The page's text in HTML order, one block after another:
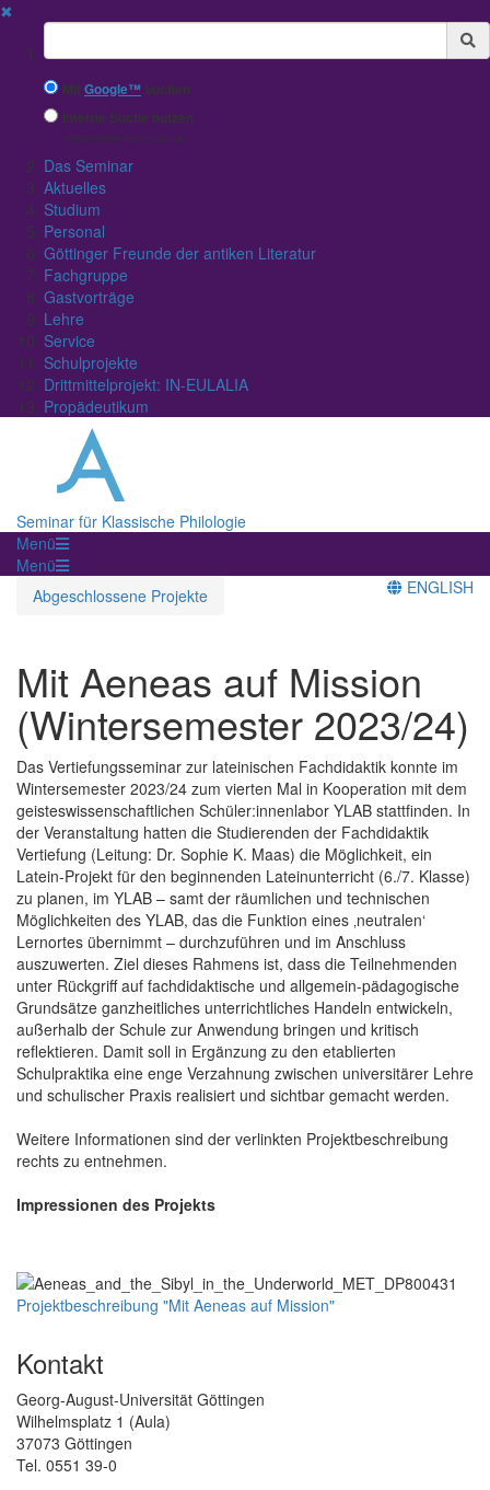
✖
Suchbegriff
MitGoogle™ suchen
Interne Suche nutzen
(eingeschränkte Ergebnisqualität)
Das Seminar
Aktuelles
Studium
Personal
Göttinger Freunde der antiken Literatur
Fachgruppe
Gastvorträge
Lehre
Service
Schulprojekte
Drittmittelprojekt: IN-EULALIA
Propädeutikum
Seminar für Klassische Philologie
Menü
Menü
Abgeschlossene Projekte
ENGLISH
Mit Aeneas auf Mission
(Wintersemester 2023/24)
Das Vertiefungsseminar zur lateinischen Fachdidaktik konnte im
Wintersemester 2023/24 zum vierten Mal in Kooperation mit dem
geisteswissenschaftlichen Schüler:innenlabor YLAB stattfinden. In
der Veranstaltung hatten die Studierenden der Fachdidaktik
Vertiefung (Leitung: Dr. Sophie K. Maas) die Möglichkeit, ein
Latein-Projekt für den beginnenden Lateinunterricht (6./7. Klasse)
zu planen, im YLAB – samt der räumlichen und technischen
Möglichkeiten des YLAB, das die Funktion eines ‚neutralen‘
Lernortes übernimmt – durchzuführen und im Anschluss
auszuwerten. Ziel dieses Rahmens ist, dass die Teilnehmenden
unter Rückgriff auf fachdidaktische und allgemein-pädagogische
Grundsätze ganzheitliches unterrichtliches Handeln entwickeln,
außerhalb der Schule zur Anwendung bringen und kritisch
reflektieren. Damit soll in Ergänzung zu den etablierten
Schulpraktika eine enge Verzahnung zwischen universitärer Lehre
und schulischer Praxis realisiert und sichtbar gemacht werden.
Weitere Informationen sind der verlinkten Projektbeschreibung
rechts zu entnehmen.
Impressionen des Projekts
Projektbeschreibung "Mit Aeneas auf Mission"
Kontakt
Georg-August-Universität Göttingen
Wilhelmsplatz 1 (Aula)
37073 Göttingen
Tel. 0551 39-0